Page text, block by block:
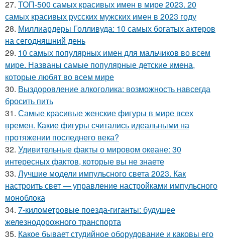
27. ТОП-500 самых красивых имен в мире 2023. 20
самых красивых русских мужских имен в 2023 году
28. Миллиардеры Голливуда: 10 самых богатых актеров
на сегодняшний день
29. 10 самых популярных имен для мальчиков во всем
мире. Названы самые популярные детские имена,
которые любят во всем мире
30. Выздоровление алкоголика: возможность навсегда
бросить пить
31. Самые красивые женские фигуры в мире всех
времен. Какие фигуры считались идеальными на
протяжении последнего века?
32. Удивительные факты о мировом океане: 30
интересных фактов, которые вы не знаете
33. Лучшие модели импульсного света 2023. Как
настроить свет — управление настройками импульсного
моноблока
34. 7-километровые поезда-гиганты: будущее
железнодорожного транспорта
35. Какое бывает студийное оборудование и каковы его